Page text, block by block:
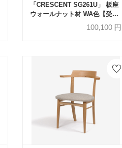
「CRESCENT SG261U」 板座
ウォールナット材 WA色【受注
100,100円